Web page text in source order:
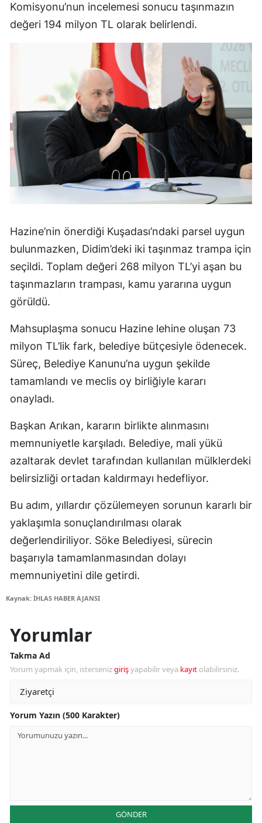
Komisyonu’nun incelemesi sonucu taşınmazın
değeri 194 milyon TL olarak belirlendi.
Hazine’nin önerdiği Kuşadası’ndaki parsel uygun
bulunmazken, Didim’deki iki taşınmaz trampa için
seçildi. Toplam değeri 268 milyon TL’yi aşan bu
taşınmazların trampası, kamu yararına uygun
görüldü.
Mahsuplaşma sonucu Hazine lehine oluşan 73
milyon TL’lik fark, belediye bütçesiyle ödenecek.
Süreç, Belediye Kanunu’na uygun şekilde
tamamlandı ve meclis oy birliğiyle kararı
onayladı.
Başkan Arıkan, kararın birlikte alınmasını
memnuniyetle karşıladı. Belediye, mali yükü
azaltarak devlet tarafından kullanılan mülklerdeki
belirsizliği ortadan kaldırmayı hedefliyor.
Bu adım, yıllardır çözülemeyen sorunun kararlı bir
yaklaşımla sonuçlandırılması olarak
değerlendiriliyor. Söke Belediyesi, sürecin
başarıyla tamamlanmasından dolayı
memnuniyetini dile getirdi.
Kaynak: İHLAS HABER AJANSI
Yorumlar
Takma Ad
Yorum yapmak için, istersenizgirişyapabilir veya kayıt olabilirsiniz.
Yorum Yazın (500 Karakter)
GÖNDER